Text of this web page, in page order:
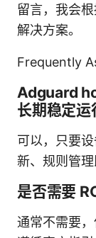
留言，我会
解决方案。
Frequently
Adguard
长期稳定运
可以，只要
新、规则管理
是否需要
通常不需要，